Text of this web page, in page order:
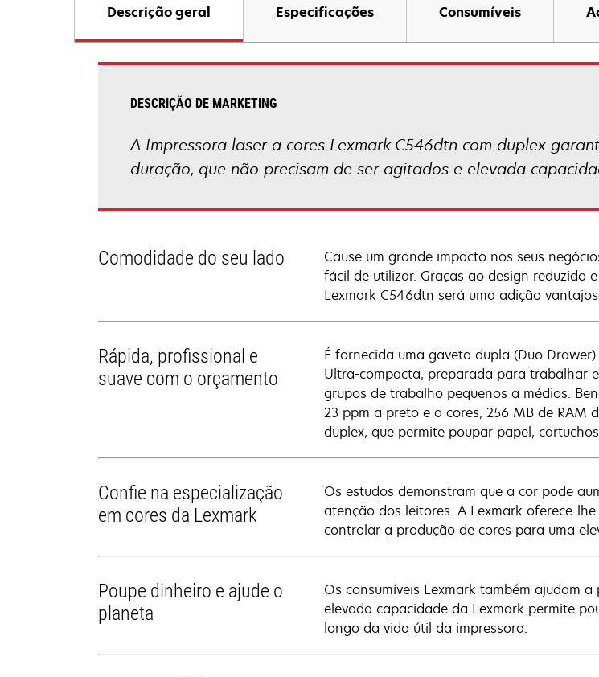
Descrição geral Especificações Consumíveis
DESCRIÇÃO DE MARKETING
A Impressora laser a cores Lexmark C546dtn com duplex
duração, que não precisam de ser agitados e elevada
Comodidade do seu lado
Cause um grande impacto nos seus
fácil de utilizar. Graças ao design reduzido
Lexmark C546dtn será uma adição
Rápida, profissional e
suave com o orçamento
É fornecida uma gaveta dupla (Duo
Ultra-compacta, preparada para trabalhar
grupos de trabalho pequenos a médios.
23 ppm a preto e a cores, 256 MB de RAM
duplex, que permite poupar papel,
Confie na especialização
em cores da Lexmark
Os estudos demonstram que a cor pode
atenção dos leitores. A Lexmark oferece-
controlar a produção de cores para uma
Poupe dinheiro e ajude o
planeta
Os consumíveis Lexmark também ajudam
elevada capacidade da Lexmark permite
longo da vida útil da impressora.